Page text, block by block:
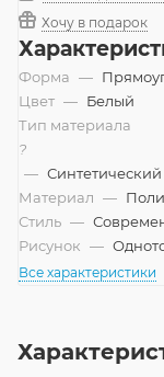
Хочу в подарок
Форма —
Цвет — Белый
Тип материала
?
— Синтетический
Материал —
Стиль —
Рисунок —
Все характеристики